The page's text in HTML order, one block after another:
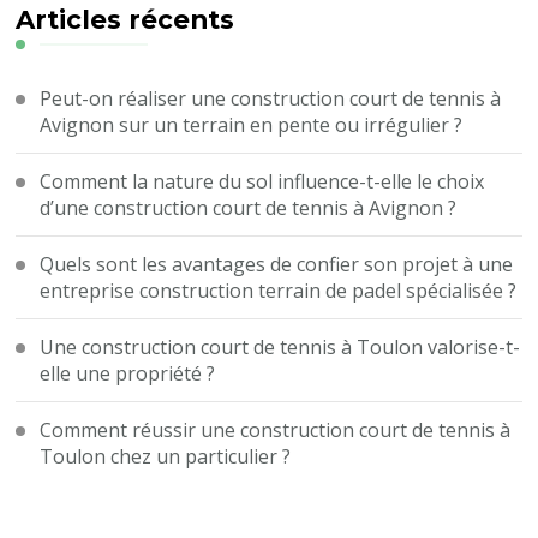
?
Articles récents
Peut-on réaliser une construction court de tennis à
Avignon sur un terrain en pente ou irrégulier ?
Comment la nature du sol influence-t-elle le choix
d’une construction court de tennis à Avignon ?
Quels sont les avantages de confier son projet à une
entreprise construction terrain de padel spécialisée ?
Une construction court de tennis à Toulon valorise-t-
elle une propriété ?
Comment réussir une construction court de tennis à
Toulon chez un particulier ?